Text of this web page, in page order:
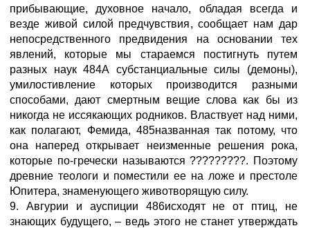
прибывающие, духовное начало, обладая всегда и
везде живой силой предчувствия, сообщает нам дар
непосредственного предвидения на основании тех
явлений, которые мы стараемся постигнуть путем
разных наук 484А субстанциальные силы (демоны),
умилостивление которых производится разными
способами, дают смертным вещие слова как бы из
никогда не иссякающих родников. Властвует над ними,
как полагают, Фемида, 485названная так потому, что
она наперед открывает неизменные решения рока,
которые по-гречески называются ?????????. Поэтому
древние теологи и поместили ее на ложе и престоле
Юпитера, знаменующего животворящую силу.
9. Авгурии и ауспиции 486исходят не от птиц, не
знающих будущего, – ведь этого не станет утверждать